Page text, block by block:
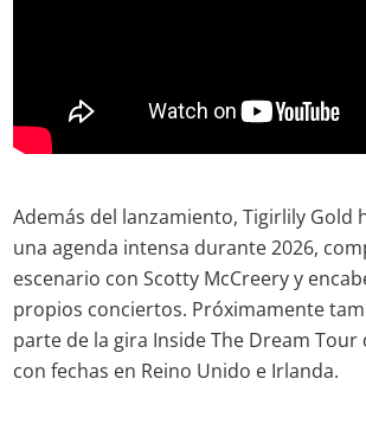
Además del lanzamiento, Tigirlily Gold
una agenda intensa durante 2026,
escenario con Scotty McCreery y
propios conciertos. Próximamente
parte de la gira Inside The Dream Tour
con fechas en Reino Unido e Irlanda.